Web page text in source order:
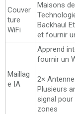
Couver
ture
WiFi
Maisons
Backhaul
et fournir
Maillag
e IA
Apprend
fournir un
2×
Plusieurs
signal
zones